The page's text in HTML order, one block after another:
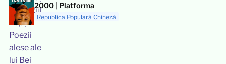
2000 | Platforma
Republica Populară Chineză